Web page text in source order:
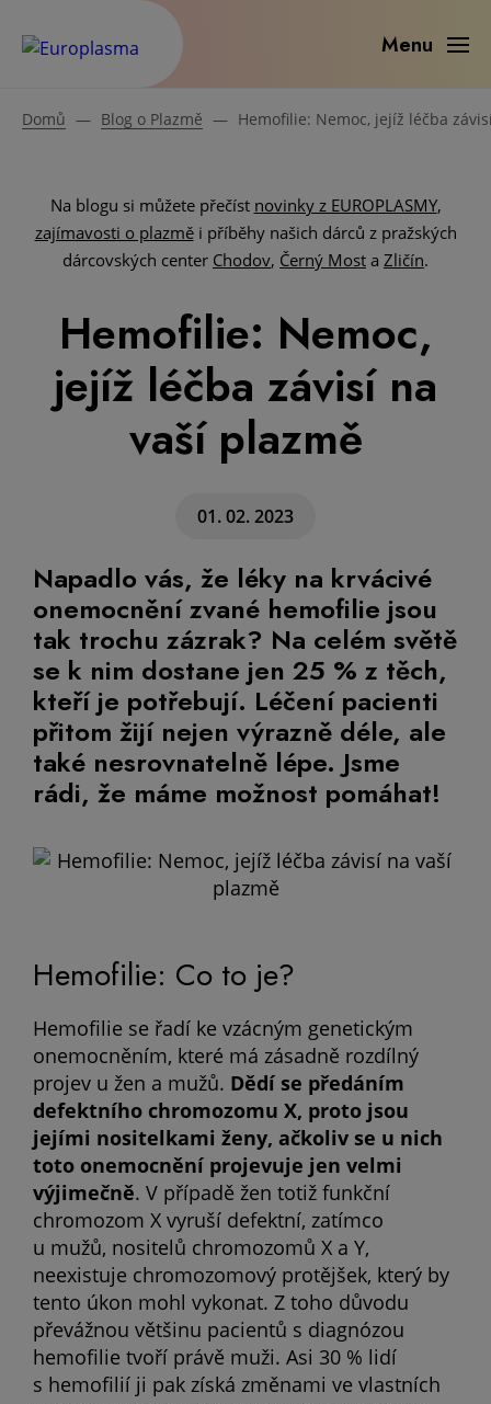
Menu
Domů — Blog o Plazmě — Hemofilie: Nemoc, jejíž léčba
Na blogu si můžete přečíst novinky z EUROPLASMY,
zajímavosti o plazměi příběhy našich dárců z pražských
dárcovských center Chodov, Černý Most a Zličín.
Hemofilie: Nemoc,
jejíž léčba závisí na
vaší plazmě
01. 02. 2023
Napadlo vás, že léky na krvácivé
onemocnění zvané hemofilie jsou
tak trochu zázrak? Na celém světě
se k nim dostane jen 25 % z těch,
kteří je potřebují. Léčení pacienti
přitom žijí nejen výrazně déle, ale
také nesrovnatelně lépe. Jsme
rádi, že máme možnost pomáhat!
Hemofilie: Co to je?
Hemofilie se řadí ke vzácným genetickým
onemocněním, které má zásadně rozdílný
projev u žen a mužů. Dědí se předáním
defektního chromozomu X, proto jsou
jejími nositelkami ženy, ačkoliv se u nich
toto onemocnění projevuje jen velmi
výjimečně. V případě žen totiž funkční
chromozom X vyruší defektní, zatímco
u mužů, nositelů chromozomů X a Y,
neexistuje chromozomový protějšek, který by
tento úkon mohl vykonat. Z toho důvodu
převážnou většinu pacientů s diagnózou
hemofilie tvoří právě muži. Asi 30 % lidí
s hemofilií ji pak získá změnami ve vlastních